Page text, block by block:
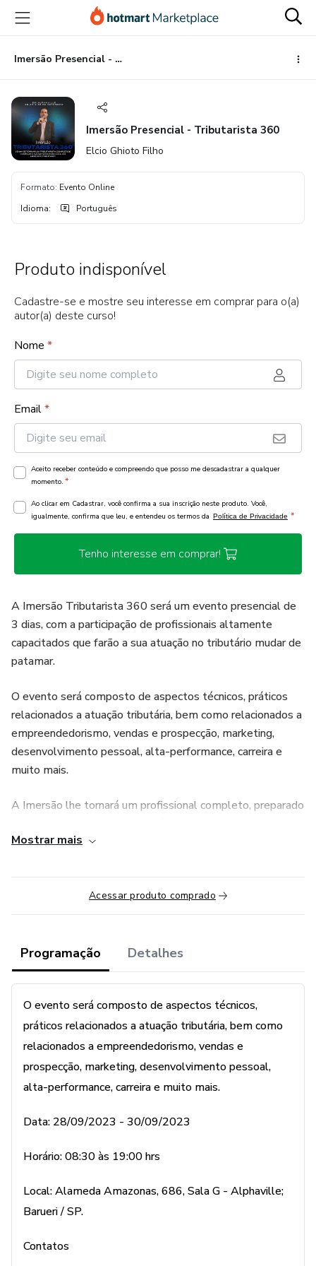
para
conteúdo
principal
para
pagamento
para
rodapé
Imersão Presencial - Tributarista 360
Imersão Presencial - Tributarista 360
Elcio Ghioto Filho
Formato: Evento Online
Idioma: Português
Produto indisponível
Cadastre-se e mostre seu interesse em comprar para o(a)
autor(a) deste curso!
Nome *
Email*
Aceito receber conteúdo e compreendo que posso me descadastrar a qualquer
momento. *
Ao clicar em Cadastrar, você confirma a sua inscrição neste produto. Você,
igualmente, confirma que leu, e entendeu os termos da Política de Privacidade *
Tenho interesse em comprar!
A Imersão Tributarista 360 será um evento presencial de
3 dias, com a participação de profissionais altamente
capacitados que farão a sua atuação no tributário mudar de
patamar.
O evento será composto de aspectos técnicos, práticos
relacionados a atuação tributária, bem como relacionados a
empreendedorismo, vendas e prospecção, marketing,
desenvolvimento pessoal, alta-performance, carreira e
muito mais.
A Imersão lhe tornará um profissional completo, preparado
promissor do direito e da contabilidade.
Além de contar com bônus exclusivos, que lhe darão todo
o suporte técnico e prático para atuar, mesmo que esteja
começando no absoluto zero.
Serão 3 dias intensos de muito aprendizado, networking e
troca de experiências.
Garanta já a sua vaga, pois serão limitadas.
Data: 28/09/2023 - 30/09/2023
Horário: 08:30 às 19:00 hrs
Barueri / SP.
Contatos
E-mail: elcio.ghioto@hotmail.com
Mostrar mais
Acessar produto comprado
Programação Detalhes
O evento será composto de aspectos técnicos,
práticos relacionados a atuação tributária, bem como
relacionados a empreendedorismo, vendas e
prospecção, marketing, desenvolvimento pessoal,
alta-performance, carreira e muito mais.
Data: 28/09/2023 - 30/09/2023
Horário: 08:30 às 19:00 hrs
Local: Alameda Amazonas, 686, Sala G - Alphaville;
Barueri / SP.
Contatos